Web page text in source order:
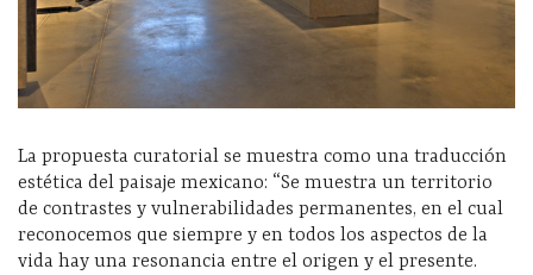
La propuesta curatorial se muestra como una traducción
estética del paisaje mexicano: “Se muestra un territorio
de contrastes y vulnerabilidades permanentes, en el cual
reconocemos que siempre y en todos los aspectos de la
vida hay una resonancia entre el origen y el presente.